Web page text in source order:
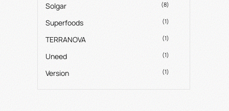
Solgar (8)
Superfoods (1)
TERRANOVA (1)
Uneed (1)
Version (1)